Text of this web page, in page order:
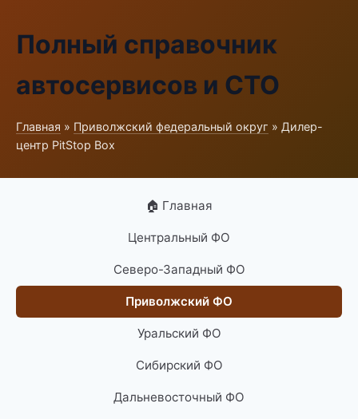
Полный справочник
автосервисов и СТО
Главная » Приволжский федеральный округ » Дилер-
центр PitStop Box
🏠 Главная
Центральный ФО
Северо-Западный ФО
Приволжский ФО
Уральский ФО
Сибирский ФО
Дальневосточный ФО